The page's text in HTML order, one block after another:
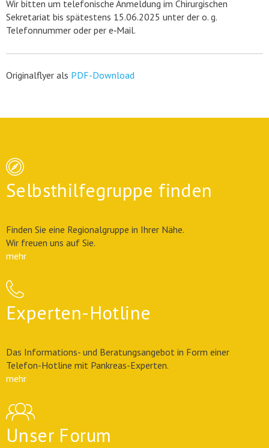
Wir bitten um telefonische Anmeldung im Chirurgischen
Sekretariat bis spätestens 15.06.2025 unter der o. g.
Telefonnummer oder per e‑Mail.
Originalflyer als PDF-Download
Selbsthilfegruppe finden
Finden Sie eine Regionalgruppe in Ihrer Nähe.
Wir freuen uns auf Sie.
mehr
Experten-Hotline
Das Informations- und Beratungsangebot in Form einer
Telefon-Hotline mit Pankreas-Experten.
mehr
Unser Forum